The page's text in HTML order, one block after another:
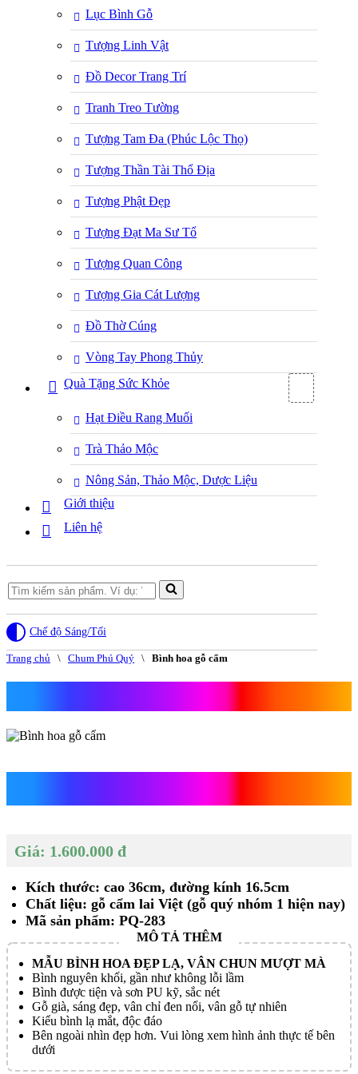
Lục Bình Gỗ
Tượng Linh Vật
Đồ Decor Trang Trí
Tranh Treo Tường
Tượng Tam Đa (Phúc Lộc Thọ)
Tượng Thần Tài Thổ Địa
Tượng Phật Đẹp
Tượng Đạt Ma Sư Tổ
Tượng Quan Công
Tượng Gia Cát Lượng
Đồ Thờ Cúng
Vòng Tay Phong Thủy
Quà Tặng Sức Khỏe
Hạt Điều Rang Muối
Trà Thảo Mộc
Nông Sản, Thảo Mộc, Dược Liệu
Giới thiệu
Liên hệ
Search
for...
Chế độ Sáng/Tối
Trang chủ \ Chum Phú Quý \ Bình hoa gỗ cẩm
Giá: 1.600.000 đ
Kích thước: cao 36cm, đường kính 16.5cm
Chất liệu: gỗ cẩm lai Việt (gỗ quý nhóm 1 hiện nay)
Mã sản phẩm: PQ-283
MẪU BÌNH HOA ĐẸP LẠ, VÂN CHUN MƯỢT MÀ
Bình nguyên khối, gần như không lỗi lầm
Bình được tiện và sơn PU kỹ, sắc nét
Gỗ già, sáng đẹp, vân chỉ đen nổi, vân gỗ tự nhiên
Kiểu bình lạ mắt, độc đáo
Bên ngoài nhìn đẹp hơn. Vui lòng xem hình ảnh thực tế bên
dưới